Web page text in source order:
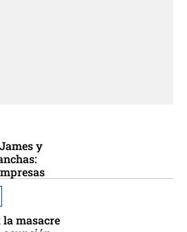
y
masacre